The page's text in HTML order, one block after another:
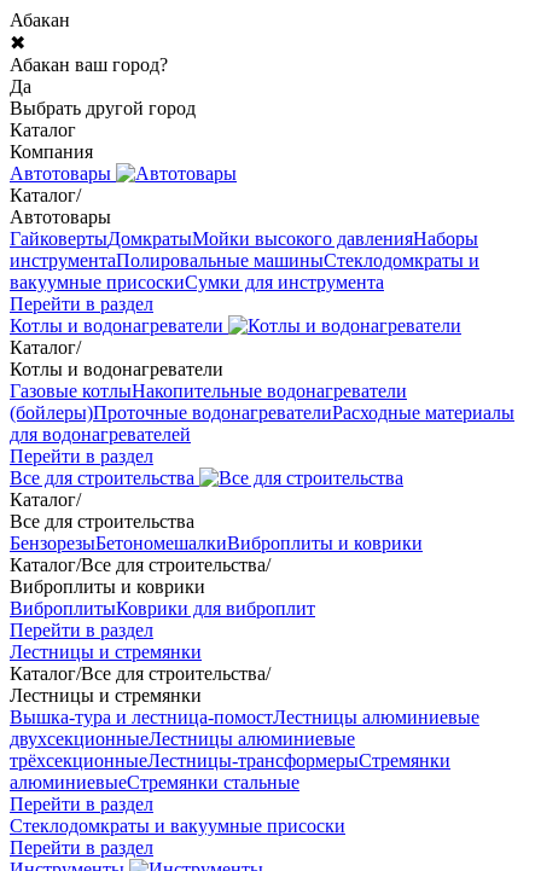
Абакан
✖
Абакан ваш город?
Да
Выбрать другой город
Каталог
Компания
Автотовары
Каталог/
Автотовары
ГайковертыДомкратыМойки высокого давленияНаборы
инструментаПолировальные машиныСтеклодомкраты и
вакуумные присоскиСумки для инструмента
Перейти в раздел
Котлы и водонагреватели
Каталог/
Котлы и водонагреватели
Газовые котлыНакопительные водонагреватели
(бойлеры)Проточные водонагревателиРасходные материалы
для водонагревателей
Перейти в раздел
Все для строительства
Каталог/
Все для строительства
БензорезыБетономешалкиВиброплиты и коврики
Каталог/Все для строительства/
Виброплиты и коврики
ВиброплитыКоврики для виброплит
Перейти в раздел
Лестницы и стремянки
Каталог/Все для строительства/
Лестницы и стремянки
Вышка-тура и лестница-помостЛестницы алюминиевые
двухсекционныеЛестницы алюминиевые
трёхсекционныеЛестницы-трансформерыСтремянки
алюминиевыеСтремянки стальные
Перейти в раздел
Стеклодомкраты и вакуумные присоски
Перейти в раздел